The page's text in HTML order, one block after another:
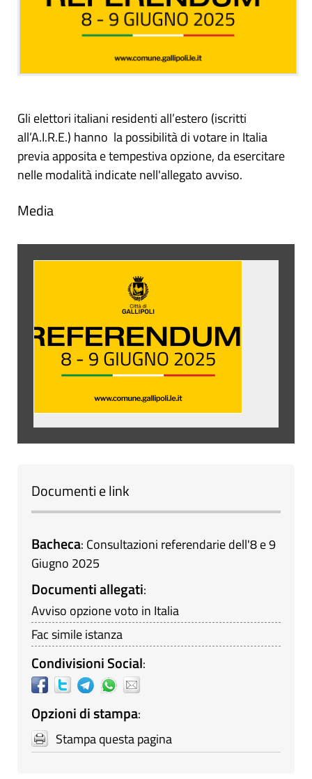
Gli elettori italiani residenti all’estero (iscritti
all’A.I.R.E.) hanno la possibilità di votare in Italia
previa apposita e tempestiva opzione, da esercitare
nelle modalità indicate nell'allegato avviso.
Media
Documenti e link
Bacheca: Consultazioni referendarie dell'8 e 9
Giugno 2025
Documenti allegati:
Avviso opzione voto in Italia
Fac simile istanza
Condivisioni Social:
Opzioni di stampa:
Stampa questa pagina